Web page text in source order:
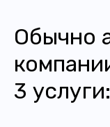
Обычно
3 услуги: